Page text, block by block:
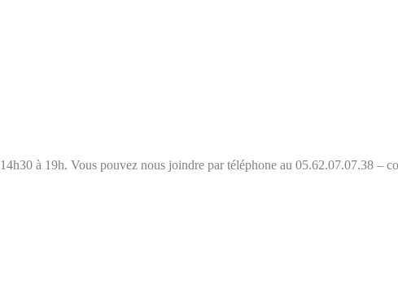
à 19h. Vous pouvez nous joindre par téléphone au 05.62.07.07.38 –